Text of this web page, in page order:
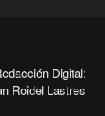
Digital:
Roidel Lastres